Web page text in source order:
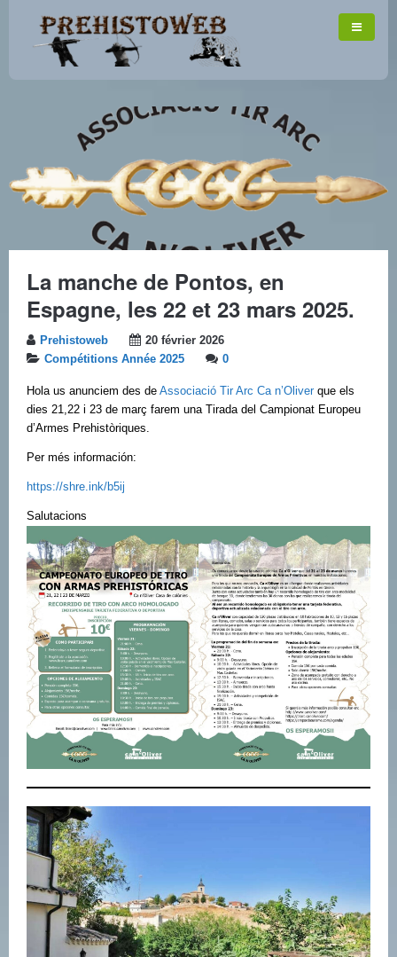
La manche de Pontos, en
Espagne, les 22 et 23 mars 2025.
Prehistoweb
20 février 2026
Compétitions Année 2025
0
Hola us anunciem des de Associació Tir Arc Ca n’Oliver que els
dies 21,22 i 23 de març farem una Tirada del Campionat Europeu
d’Armes Prehistòriques.
Per més información:
https://shre.ink/b5ij
Salutacions